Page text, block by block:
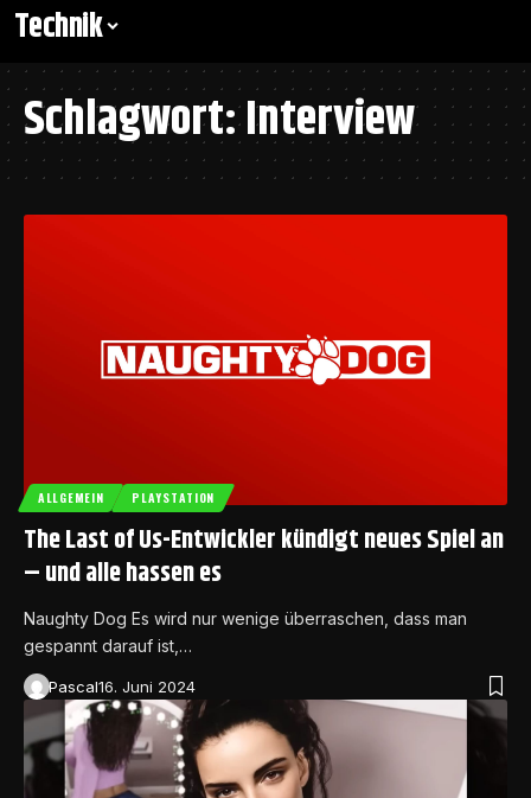
Technik
Schlagwort:Interview
ALLGEMEIN PLAYSTATION
The Last of Us-Entwickler kündigt neues Spiel an
– und alle hassen es
Naughty Dog Es wird nur wenige überraschen, dass man
gespannt darauf ist,…
Pascal16. Juni 2024